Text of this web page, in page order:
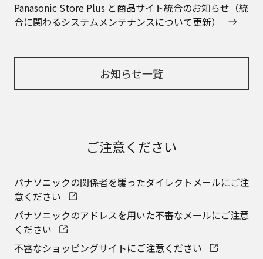
Panasonic Store Plus と商品サイト統合のお知らせ（統
合に関わるシステムメンテナンスについて更新）
お知らせ一覧
ご注意ください
パナソニックの関係者を騙ったダイレクトメールにご注
意ください
パナソニックのアドレスを用いた不審なメールにご注意
ください
不審なショッピングサイトにご注意ください